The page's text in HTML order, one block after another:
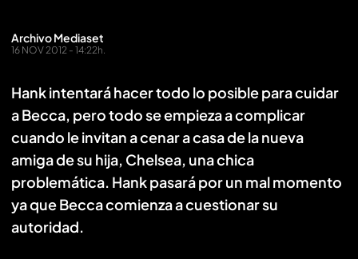
Archivo Mediaset
16 NOV 2012 - 14:22h.
Hank intentará hacer todo lo posible para cuidar
a Becca, pero todo se empieza a complicar
cuando le invitan a cenar a casa de la nueva
amiga de su hija, Chelsea, una chica
problemática. Hank pasará por un mal momento
ya que Becca comienza a cuestionar su
autoridad.